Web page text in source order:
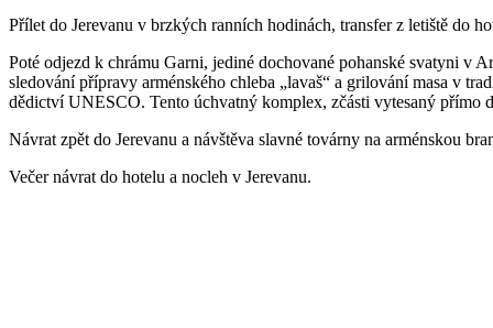
Přílet do Jerevanu v brzkých ranních hodinách, transfer z letiště do
Poté odjezd k chrámu Garni, jediné dochované pohanské svatyni v
sledování přípravy arménského chleba „lavaš“ a grilování masa v
dědictví UNESCO. Tento úchvatný komplex, zčásti vytesaný přímo
Návrat zpět do Jerevanu a návštěva slavné továrny na arménskou
Večer návrat do hotelu a nocleh v Jerevanu.